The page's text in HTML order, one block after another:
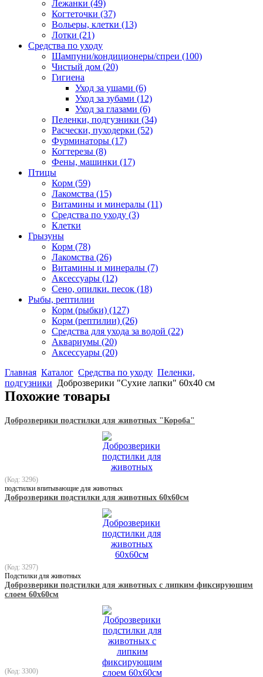
Лежанки (49)
Когтеточки (37)
Вольеры, клетки (13)
Лотки (21)
Средства по уходу
Шампуни/кондиционеры/спреи (100)
Чистый дом (20)
Гигиена
Уход за ушами (6)
Уход за зубами (12)
Уход за глазами (6)
Пеленки, подгузники (34)
Расчески, пуходерки (52)
Фурминаторы (17)
Когтерезы (8)
Фены, машинки (17)
Птицы
Корм (59)
Лакомства (15)
Витамины и минералы (11)
Средства по уходу (3)
Клетки
Грызуны
Корм (78)
Лакомства (26)
Витамины и минералы (7)
Аксессуары (12)
Сено, опилки. песок (18)
Рыбы, рептилии
Корм (рыбки) (127)
Корм (рептилии) (26)
Средства для ухода за водой (22)
Аквариумы (20)
Аксессуары (20)
Главная Каталог Средства по уходу Пеленки,
подгузники Доброзверики "Сухие лапки" 60х40 см
Похожие товары
Доброзверики подстилки для животных "Короба"
(Код: 3296)
подстилки впитывающие для животных
Доброзверики подстилки для животных 60х60см
(Код: 3297)
Подстилки для животных
Доброзверики подстилки для животных с липким фиксирующим
слоем 60х60см
(Код: 3300)